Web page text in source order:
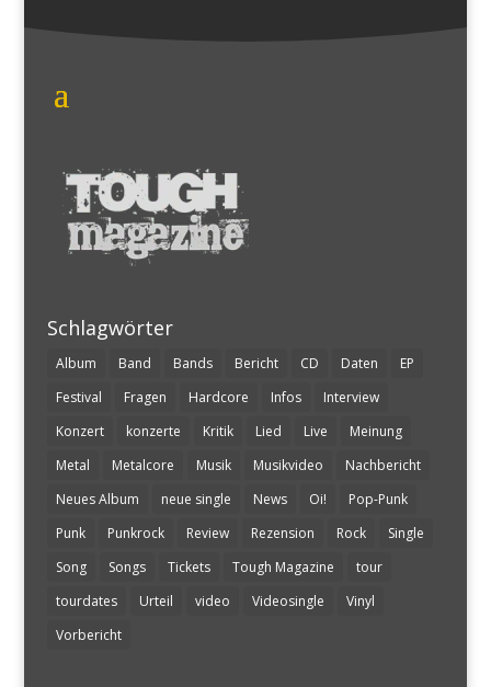
Schlagwörter
Album Band Bands Bericht CD Daten
EP
Festival
Fragen Hardcore Infos
Interview
Konzert
konzerte Kritik Lied Live
Meinung
Metal
Metalcore Musik Musikvideo
Nachbericht
Neues Album
neue single News Oi!
Pop-Punk
Punk
Punkrock Review Rezension Rock
Single
Song
Songs Tickets Tough Magazine
tour
tourdates
Urteil video Videosingle
Vinyl
Vorbericht